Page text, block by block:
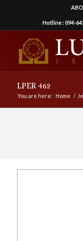
Hotline :094-
LPER 462
You are here: Home /